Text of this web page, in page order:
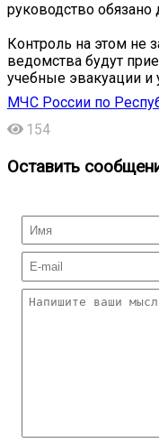
руководство
Контроль на этом не
ведомства будут
учебные эвакуации и
МЧС России по
154
Оставить